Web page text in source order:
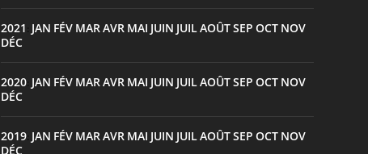
2021 JAN FÉV MARAVR MAI JUIN JUILAOÛTSEP OCT NOV
DÉC
2020: JAN FÉV MARAVR MAI JUIN JUILAOÛTSEP OCT NOV
DÉC
2019: JAN FÉV MARAVR MAI JUIN JUILAOÛTSEP OCT NOV
DÉC